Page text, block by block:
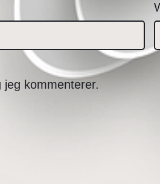
kommenterer.